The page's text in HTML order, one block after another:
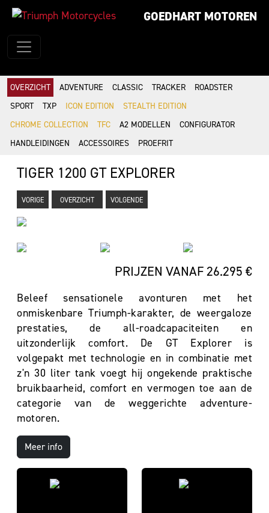
GOEDHART MOTOREN
OVERZICHT ADVENTURE CLASSIC TRACKER
ROADSTER
SPORT
TXP ICON EDITION
STEALTH EDITION
CHROME COLLECTION
TFC A2 MODELLEN
CONFIGURATOR
HANDLEIDINGEN
ACCESSOIRES PROEFRIT
TIGER 1200 GT EXPLORER
VORIGE OVERZICHT VOLGENDE
PRIJZEN VANAF 26.295 €
Beleef sensationele avonturen met het
onmiskenbare Triumph-karakter, de weergaloze
prestaties, de all-roadcapaciteiten en
uitzonderlijk comfort. De GT Explorer is
volgepakt met technologie en in combinatie met
z'n 30 liter tank voegt hij ongekende praktische
bruikbaarheid, comfort en vermogen toe aan de
categorie van de weggerichte adventure-
motoren.
Meer info